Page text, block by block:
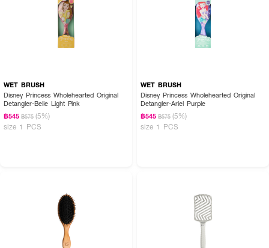
Goody Mini Series Cushion Brush หวีจัดแต่งทรงผมตามต้องการ
WET BRUSH
Disney Princess Wholehearted Original
Detangler-Belle Light Pink
฿545 ฿575 (5%)
size 1 PCS
WET BRUSH
Disney Princess Wholehearted Original
Detangler-Ariel Purple
฿545 ฿575 (5%)
size 1 PCS